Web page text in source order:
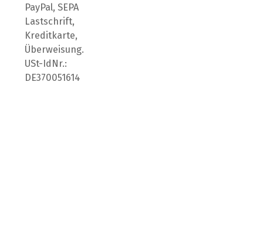
PayPal, SEPA
Lastschrift,
Kreditkarte,
Überweisung.
USt-IdNr.:
DE370051614